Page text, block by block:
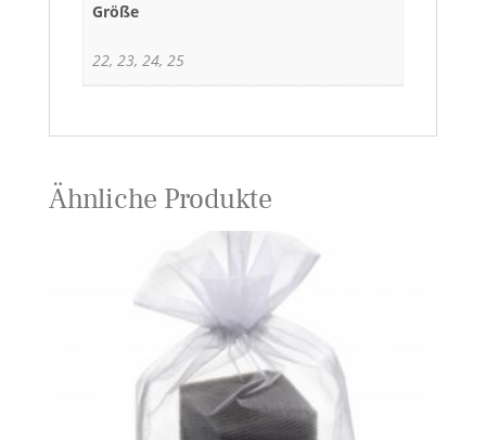
Größe
22, 23, 24, 25
Ähnliche Produkte